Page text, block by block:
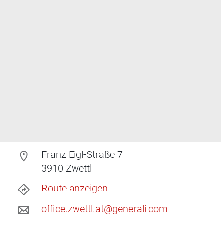
Franz Eigl-Straße 7
3910 Zwettl
Route anzeigen
office.zwettl.at@generali.com